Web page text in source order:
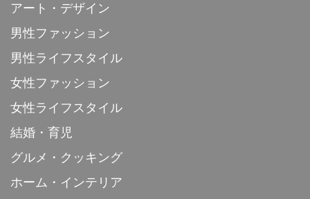
アート・デザイン
男性ファッション
男性ライフスタイル
女性ファッション
女性ライフスタイル
結婚・育児
グルメ・クッキング
ホーム・インテリア